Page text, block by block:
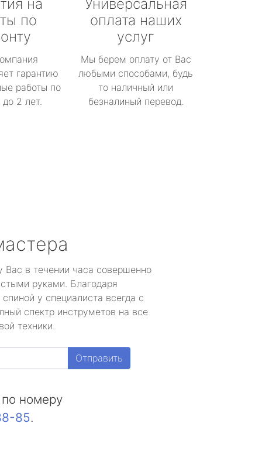
на
по
гарантию
работы по
2 лет.
Универсальная
оплата наших
услуг
Мы берем оплату от Вас
любыми способами, будь
то наличный или
безналиный перевод.
Вас в течении часа совершенно
руками. Благодаря
у специалиста всегда с
спектр инструметов на все
техники.
Отправить
номеру
85.